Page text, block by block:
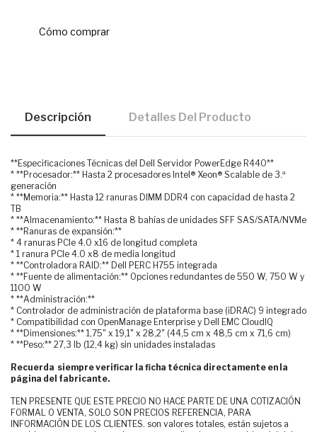
Cómo comprar
Descripción Detalles Del Producto
**Especificaciones Técnicas del Dell Servidor PowerEdge R440**
* **Procesador:** Hasta 2 procesadores Intel® Xeon® Scalable de 3.ª
generación
* **Memoria:** Hasta 12 ranuras DIMM DDR4 con capacidad de hasta 2
TB
* **Almacenamiento:** Hasta 8 bahías de unidades SFF SAS/SATA/NVMe
* **Ranuras de expansión:**
* 4 ranuras PCIe 4.0 x16 de longitud completa
* 1 ranura PCIe 4.0 x8 de media longitud
* **Controladora RAID:** Dell PERC H755 integrada
* **Fuente de alimentación:** Opciones redundantes de 550 W, 750 W y
1100 W
* **Administración:**
* Controlador de administración de plataforma base (iDRAC) 9 integrado
* Compatibilidad con OpenManage Enterprise y Dell EMC CloudIQ
* **Dimensiones:** 1,75" x 19,1" x 28,2" (44,5 cm x 48,5 cm x 71,6 cm)
* **Peso:** 27,3 lb (12,4 kg) sin unidades instaladas
Recuerda siempre verificar la ficha técnica directamente en la
página del fabricante.
TEN PRESENTE QUE ESTE PRECIO NO HACE PARTE DE UNA COTIZACIÓN
FORMAL O VENTA, SOLO SON PRECIOS REFERENCIA, PARA
INFORMACIÓN DE LOS CLIENTES. son valores totales, están sujetos a